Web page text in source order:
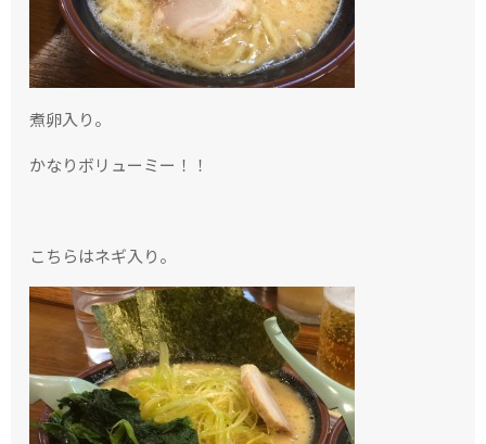
煮卵入り。
かなりボリューミー！！
こちらはネギ入り。